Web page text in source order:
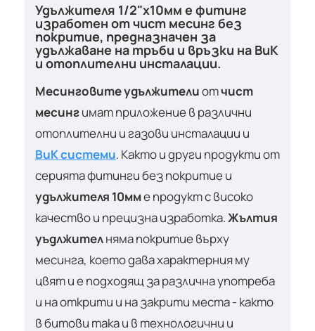
Удължителя 1/2"х10мм е фитинг
изработен от чист месинг без
покритие, предназначен за
удължаване на тръби и връзки на ВиК
и отоплителни инсталации.
Месинговите удължителиотчист
месингимат приложение в различни
отоплителни и газови инсталации и
ВиК системи. Както и други продукти от
серията фитинги без покритие и
удължителя 10мме продукт с високо
качество и прецизна изработка.Жълтия
уъдлжителняма покритие върху
месинга, което дава характерния му
цвят и е подходящ за различна употреба
и на открити и на закрити места - както
в битови така и в технологични и